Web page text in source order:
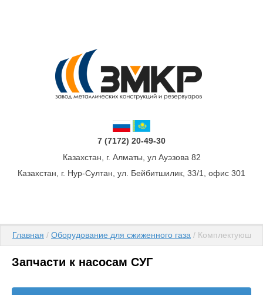
7 (7172) 20-49-30
Казахстан, г. Алматы, ул Ауэзова 82
Казахстан, г. Нур-Султан, ул. Бейбитшилик, 33/1, офис 301
Главная / Оборудование для сжиженного газа / Комплектующие
Запчасти к насосам СУГ